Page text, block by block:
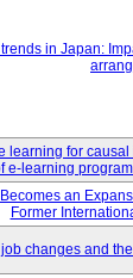
in Japan:
learning for
e-learning
an
Former
changes and